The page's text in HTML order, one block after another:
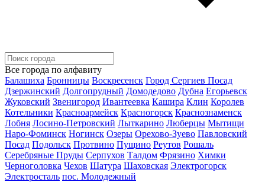
Все города по алфавиту
Балашиха Бронницы Воскресенск Город Сергиев Посад
Дзержинский Долгопрудный Домодедово Дубна Егорьевск
Жуковский Звенигород Ивантеевка Кашира Клин Королев
Котельники Красноармейск Красногорск Краснознаменск
Лобня Лосино-Петровский Лыткарино Люберцы Мытищи
Наро-Фоминск Ногинск Озеры Орехово-Зуево Павловский
Посад Подольск Протвино Пущино Реутов Рошаль
Серебряные Пруды Серпухов Талдом Фрязино Химки
Черноголовка Чехов Шатура Шаховская Электрогорск
Электросталь пос. Молодежный